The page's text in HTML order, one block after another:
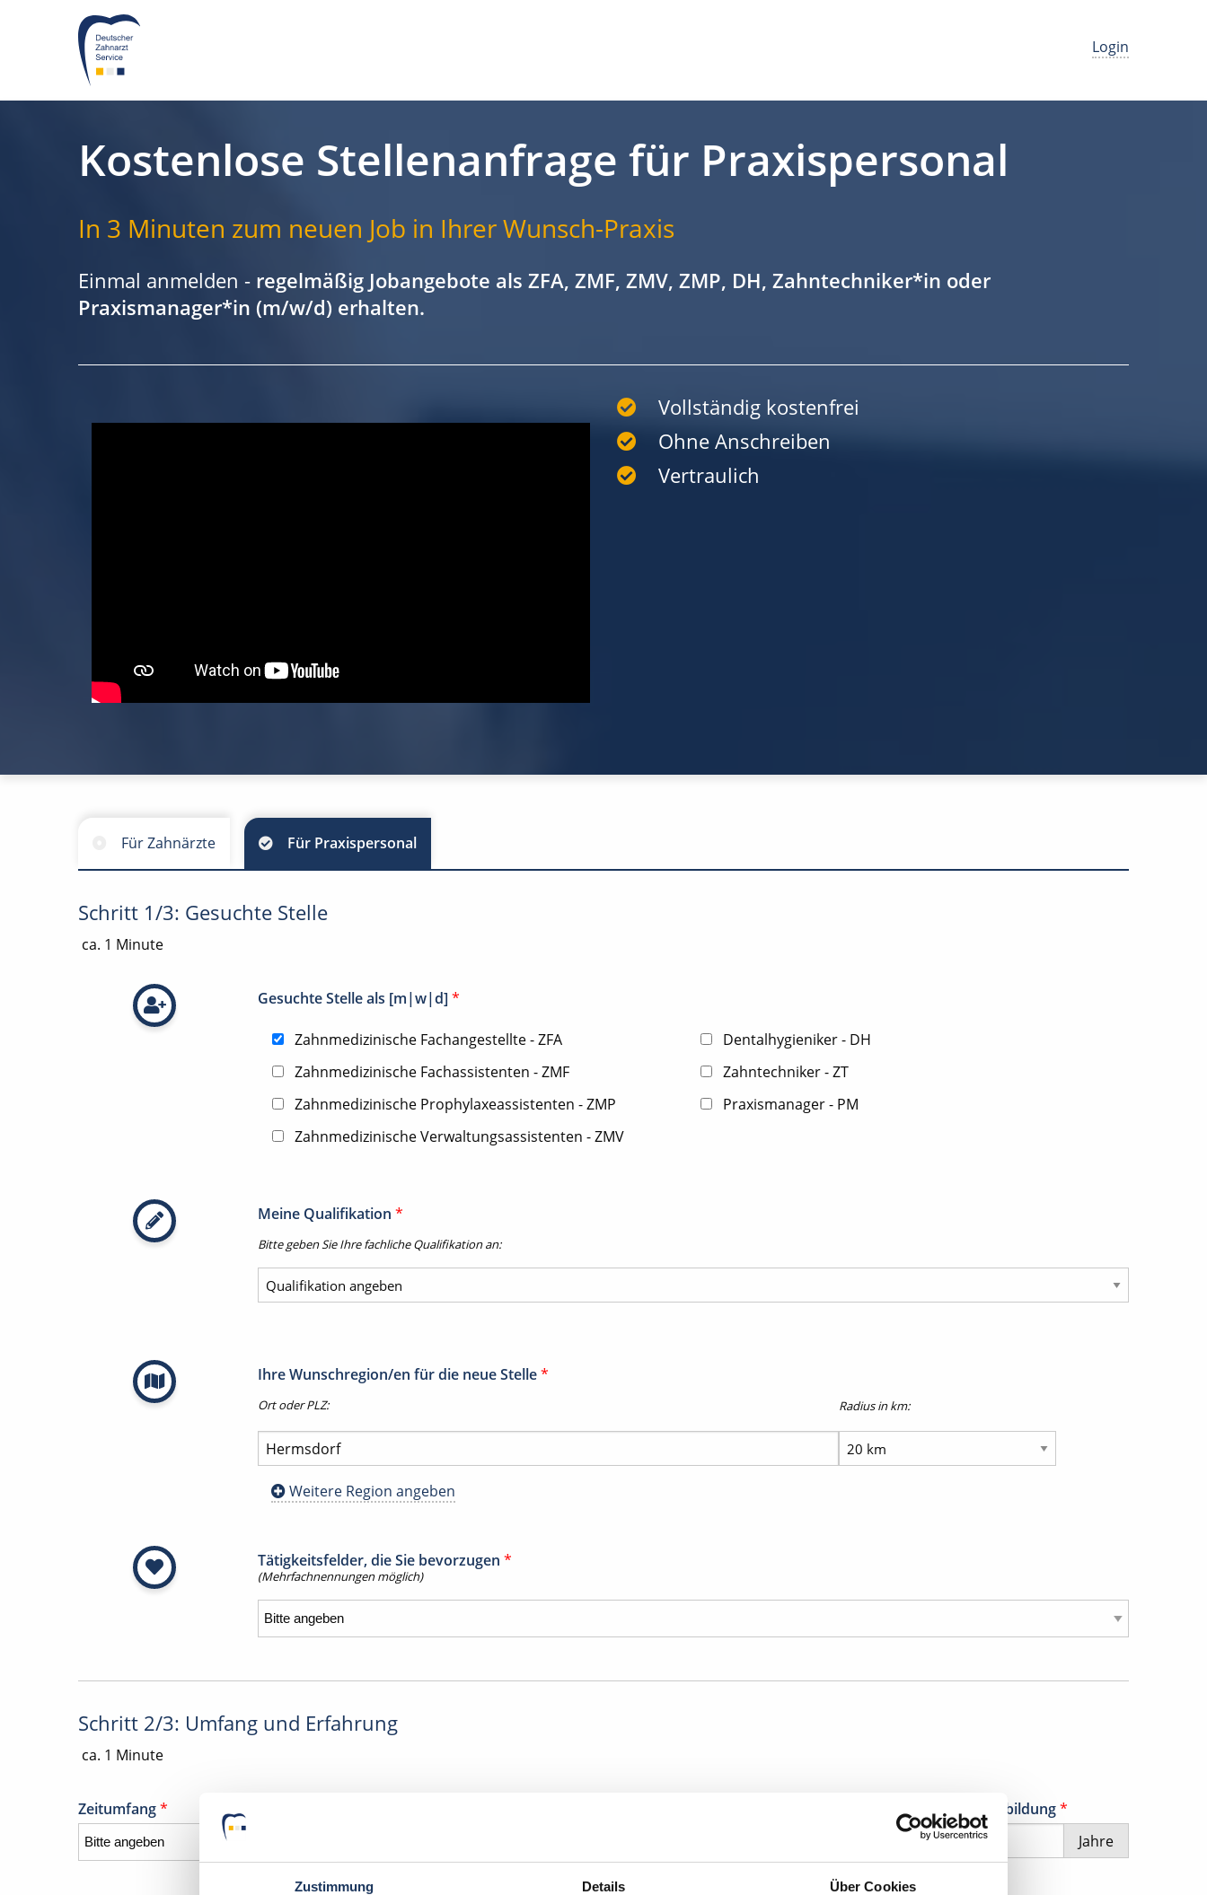
Zustimmung Details Über Cookies
Login
Kostenlose Stellenanfrage für Praxispersonal
In 3 Minuten zum neuen Job in Ihrer Wunsch-Praxis
Einmal anmelden - regelmäßig Jobangebote als ZFA, ZMF, ZMV, ZMP, DH, Zahntechniker*in oder
Praxismanager*in (m/w/d) erhalten.
Vollständig kostenfrei
Ohne Anschreiben
Vertraulich
Für Zahnärzte Für Praxispersonal
Schritt 1/3: Gesuchte Stelle
ca. 1 Minute
Gesuchte Stelle als [m|w|d] *
Zahnmedizinische Fachangestellte - ZFA
Zahnmedizinische Fachassistenten - ZMF
Zahnmedizinische Prophylaxeassistenten - ZMP
Zahnmedizinische Verwaltungsassistenten - ZMV
Dentalhygieniker - DH
Zahntechniker - ZT
Praxismanager - PM
Meine Qualifikation *
Bitte geben Sie Ihre fachliche Qualifikation an:
Ihre Wunschregion/en für die neue Stelle*
Ort oder PLZ: Radius in km:
Weitere Region angeben
Tätigkeitsfelder, die Sie bevorzugen *
(Mehrfachnennungen möglich)
Schritt 2/3: Umfang und Erfahrung
ca. 1 Minute
Zeitumfang* Berufserfahrung nach der Ausbildung*
Jahre